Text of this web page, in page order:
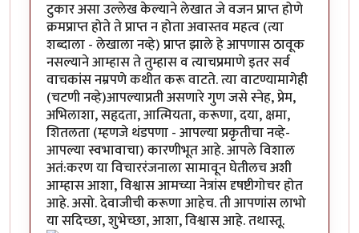
टुकार असा उल्लेख केल्याने लेखात जे वजन प्राप्त होणे
क्रमप्राप्त होते ते प्राप्त न होता अवास्तव महत्व (त्या
शब्दाला - लेखाला नव्हे) प्राप्त झाले हे आपणास ठावूक
नसल्याने आम्हास ते तुम्हास व त्याचप्रमाणे इतर सर्व
वाचकांस नम्रपणे कथीत करू वाटते. त्या वाटण्यामागेही
(चटणी नव्हे)आपल्याप्रती असणारे गुण जसे स्नेह, प्रेम,
अभिलाशा, सहृदता, आत्मियता, करूणा, दया, क्षमा,
शितलता (म्हणजे थंडपणा - आपल्या प्रकृतीचा नव्हे-
आपल्या स्वभावाचा) कारणीभूत आहे. आपले विशाल
अतं:करण या विचाररंजनाला सामावून घेतीलच अशी
आम्हास आशा, विश्वास आमच्या नेत्रांस दृषष्टीगोचर होत
आहे. असो. देवाजीची करूणा आहेच. ती आपणांस लाभो
या सदिच्छा, शुभेच्छा, आशा, विश्वास आहे. तथास्तू.